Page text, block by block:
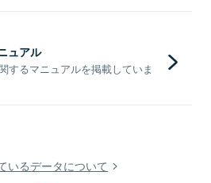
ュアル
するマニュアルを掲載していま
いるデータについて